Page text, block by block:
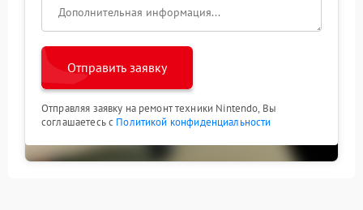
Отправить заявку
Отправляя заявку на ремонт техники Nintendo, Вы
соглашаетесь с Политикой конфиденциальности